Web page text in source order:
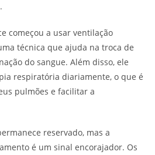
começou a usar ventilação
técnica que ajuda na troca de
do sangue. Além disso, ele
respiratória diariamente, o que é
pulmões e facilitar a
reservado, mas a
é um sinal encorajador. Os